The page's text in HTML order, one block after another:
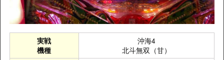
実戦
機種
沖海4
北斗無双（甘）